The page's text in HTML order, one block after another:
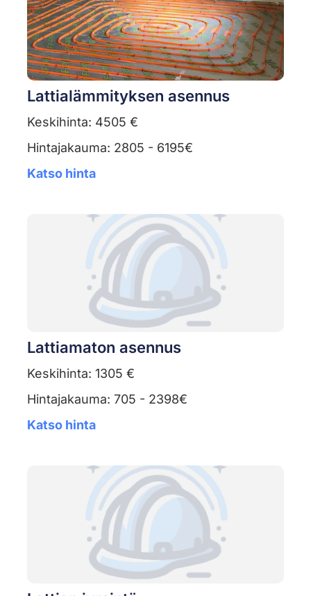
Lattialämmityksen asennus
Keskihinta: 4505 €
Hintajakauma: 2805 - 6195€
Katso hinta
Lattiamaton asennus
Keskihinta: 1305 €
Hintajakauma: 705 - 2398€
Katso hinta